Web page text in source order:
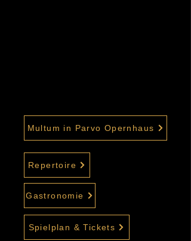
Multum in Parvo Opernhaus
Repertoire
Gastronomie
Spielplan & Tickets